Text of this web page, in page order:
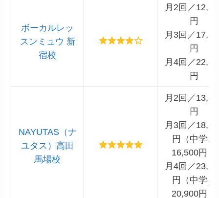
ボーカルレッ
スンミュウ 新
宿校
月2回／
円
月3回／
円
月4回／
円
NAYUTAS（ナ
ユタス）高田
馬場校
月2回／
円
月3回／
円（中学生
16,500円）
月4回／
円（中学生
20,900円）